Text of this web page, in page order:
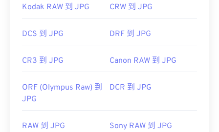
Kodak RAW 到 JPG CRW 到 JPG
DCS 到 JPG DRF 到 JPG
CR3 到 JPG Canon RAW 到 JPG
ORF (Olympus Raw) 到
JPG
DCR 到 JPG
RAW 到 JPG Sony RAW 到 JPG